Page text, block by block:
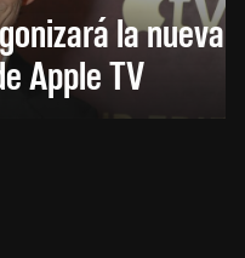
la nueva
Apple TV